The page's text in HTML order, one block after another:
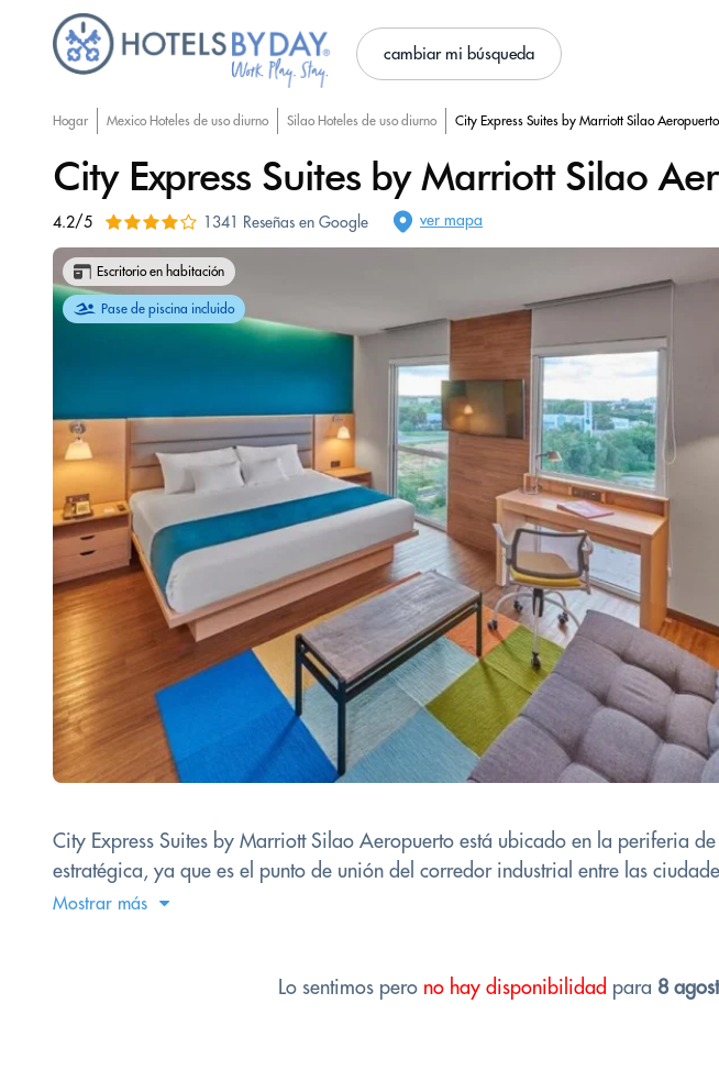
cambiar mi búsqueda
Hogar Mexico Hoteles de uso diurno Silao Hoteles de uso diurno City Express Suites by Marriott Silao Aeropuerto
City Express Suites by Marriott Silao
4.2/5 1341 Reseñas en Google ver mapa
Escritorio en habitación
Pase de piscina incluido
City Express Suites by Marriott Silao Aeropuerto está ubicado en la periferia
estratégica, ya que es el punto de unión del corredor industrial entre las
Mostrar más
Lo sentimos pero no hay disponibilidad para 8